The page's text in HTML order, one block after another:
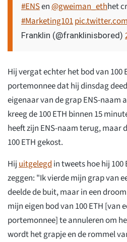
#ENSen@gweiman_ethhet
#Marketing101
Franklin (@franklinisbored)
Hij vergat echter het bod van 100
portemonnee dat hij dinsdag
eigenaar van de grap ENS-naam
kreeg de 100 ETH binnen 15
heeft zijn ENS-naam terug, maar
100 ETH gekost.
Hijuitgelegdin tweets hoe hij
zeggen: "Ik vierde mijn grap van
deelde de buit, maar in een
mijn eigen bod van 100 ETH [van
portemonnee] te annuleren om
wordt het grapje en de rommel